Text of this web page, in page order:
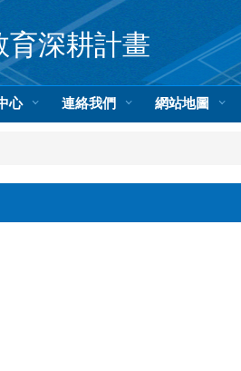
育深耕計畫
心 連絡我們 網站地圖